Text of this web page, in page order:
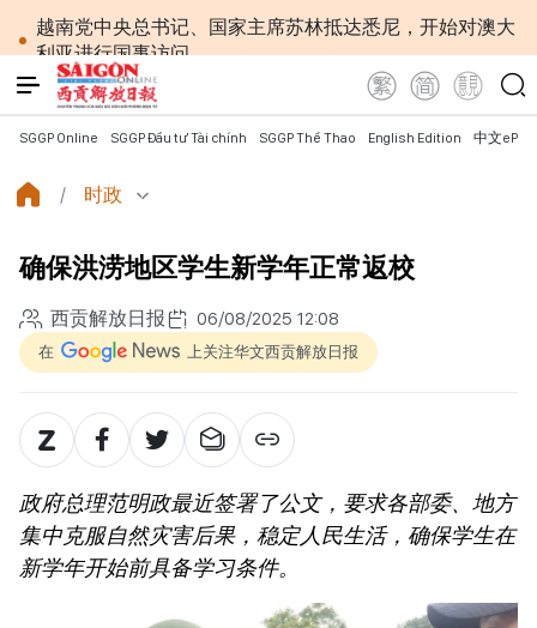
越南党中央总书记、国家主席苏林抵达悉尼，开始对澳大
利亚进行国事访问
越南第十六届国会第一次非常规会议：确保银行系统
安全与数字经济发展
越南共产党中央总书记、国家主席苏林对澳大利亚和
为进一步深化越澳关系注入新动力
外交部长黎怀忠：让东盟不仅适应时代，更主动塑造
国会第一次非常规会议：公开特殊政策适用范围内的
越南第十六届国会第一次非常规会议：简化行政手续
但不削弱监管责任
越南国会主席陈青敏会见美国驻越南大使詹妮弗·威克
越南共产党中央总书记、国家主席苏林将对澳大利亚
和新西兰进行国事访问
政府总理黎明兴：网络安全必须做到“维护系统”与
“保护人员”紧密结合
越南政府总理黎明兴会见马来西亚国防部长
SGGP Online SGGP Đầu tư Tài chính SGGP Thể Thao English Edition 中文
时政
确保洪涝地区学生新学年正常返校
西贡解放日报 06/08/2025 12:08
在 上关注华文西贡解放日报
政府总理范明政最近签署了公文，要求各部委、地方
集中克服自然灾害后果，稳定人民生活，确保学生在
新学年开始前具备学习条件。